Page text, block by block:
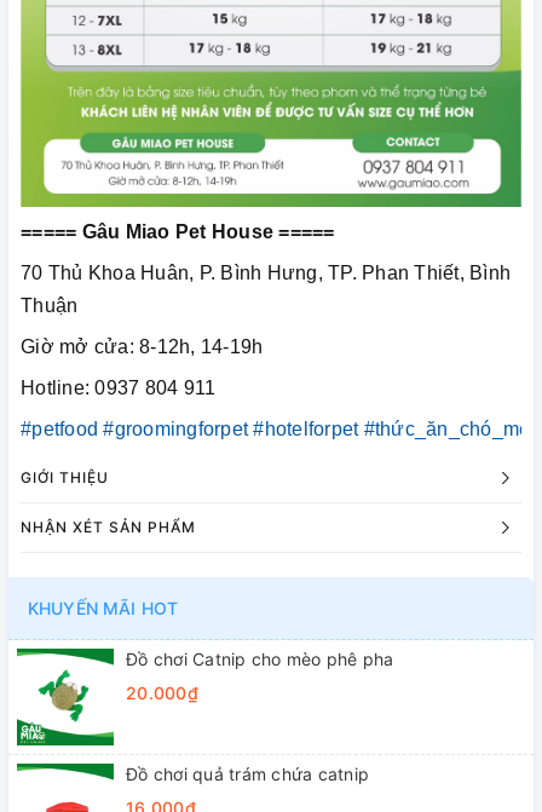
===== Gâu Miao Pet House =====
70 Thủ Khoa Huân, P. Bình Hưng, TP. Phan Thiết, Bình
Thuận
Giờ mở cửa: 8-12h, 14-19h
Hotline: 0937 804 911
#petfood #groomingforpet #hotelforpet #thức_ăn_chó_mèo
GIỚI THIỆU
NHẬN XÉT SẢN PHẨM
KHUYẾN MÃI HOT
Đồ chơi Catnip cho mèo phê pha
20.000₫
Đồ chơi quả trám chứa catnip
16.000₫